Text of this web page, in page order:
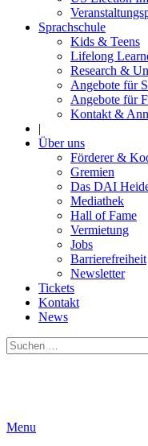
Sprachschule
Kids & Teens
Lifelong
Research &
Angebote für
Angebote für
Kontakt &
|
Über uns
Förderer &
Gremien
Das DAI
Mediathek
Hall of Fame
Vermietung
Jobs
Barrierefreiheit
Newsletter
Tickets
Kontakt
News
Suchen
nach:
Menu